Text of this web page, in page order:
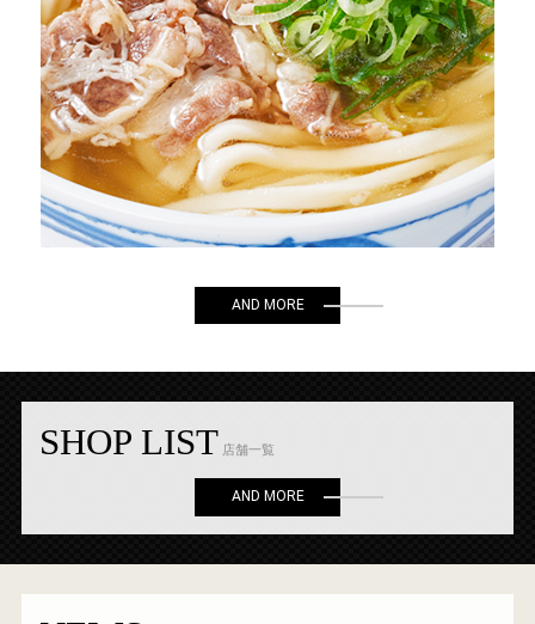
AND MORE
SHOP LIST 店舗一覧
AND MORE